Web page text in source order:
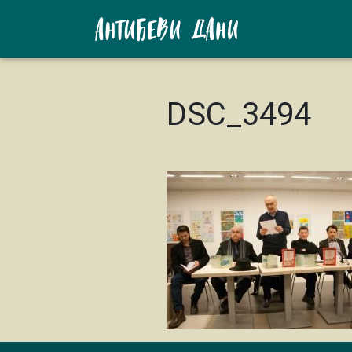
DSC_3494